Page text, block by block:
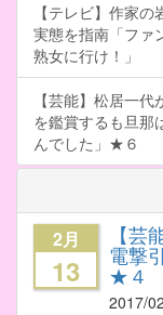
【テレビ】作家
実態を指南「ファ
熟女に行け！」
【芸能】松居一
を鑑賞するも旦那
んでした」★６
2月
13
【
電撃
★４
2017/